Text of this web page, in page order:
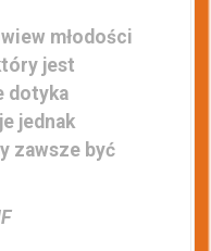
młodości
jest
dotyka
jednak
zawsze być